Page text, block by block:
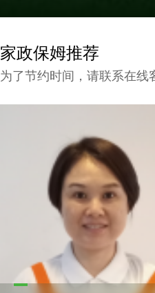
家政保姆推荐
为了节约时间，请联系在线